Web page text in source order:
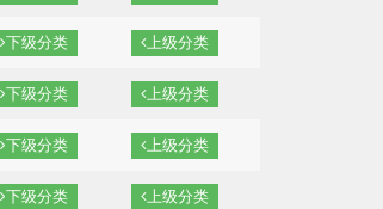
下级分类 上级分类
下级分类 上级分类
下级分类 上级分类
下级分类 上级分类